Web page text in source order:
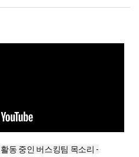
동 중인 버스킹팀 목소리 -